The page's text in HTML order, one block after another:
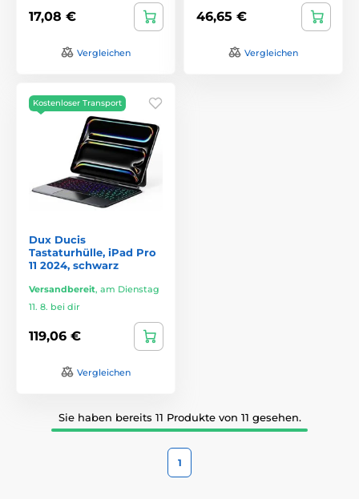
17,08 €
Vergleichen
46,65 €
Vergleichen
Kostenloser Transport
Dux Ducis
Tastaturhülle, iPad Pro
11 2024, schwarz
Versandbereit, am Dienstag
11. 8. bei dir
119,06 €
Vergleichen
Sie haben bereits 11 Produkte von 11 gesehen.
1